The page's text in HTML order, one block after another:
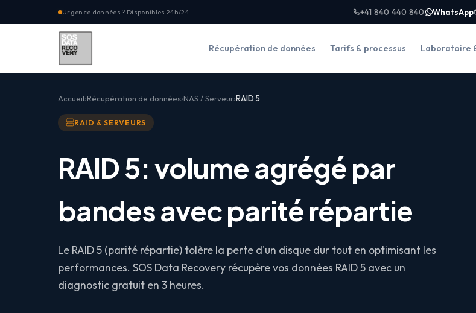
Urgence données ? Disponibles 24h/24 +41 840 440 840 WhatsApp
Récupération de données Tarifs & processus Laboratoire
Accueil Récupération de données NAS / Serveur RAID 5
RAID & SERVEURS
RAID 5: volume agrégé par
bandes avec parité répartie
Le RAID 5 (parité répartie) tolère la perte d'un disque dur tout en optimisant les
performances. SOS Data Recovery récupère vos données RAID 5 avec un
diagnostic gratuit en 3 heures.